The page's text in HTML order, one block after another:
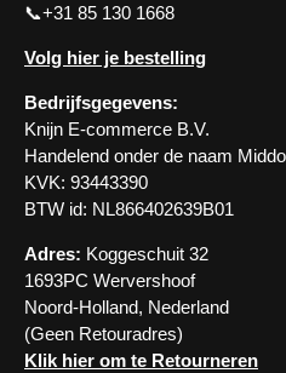
📞+31 85 130 1668
Volg hier je bestelling
Bedrijfsgegevens:
Knijn E-commerce B.V.
Handelend onder de naam Middo
KVK: 93443390
BTW id: NL866402639B01
Adres: Koggeschuit 32
1693PC Wervershoof
Noord-Holland, Nederland
(Geen Retouradres)
Klik hier om te Retourneren